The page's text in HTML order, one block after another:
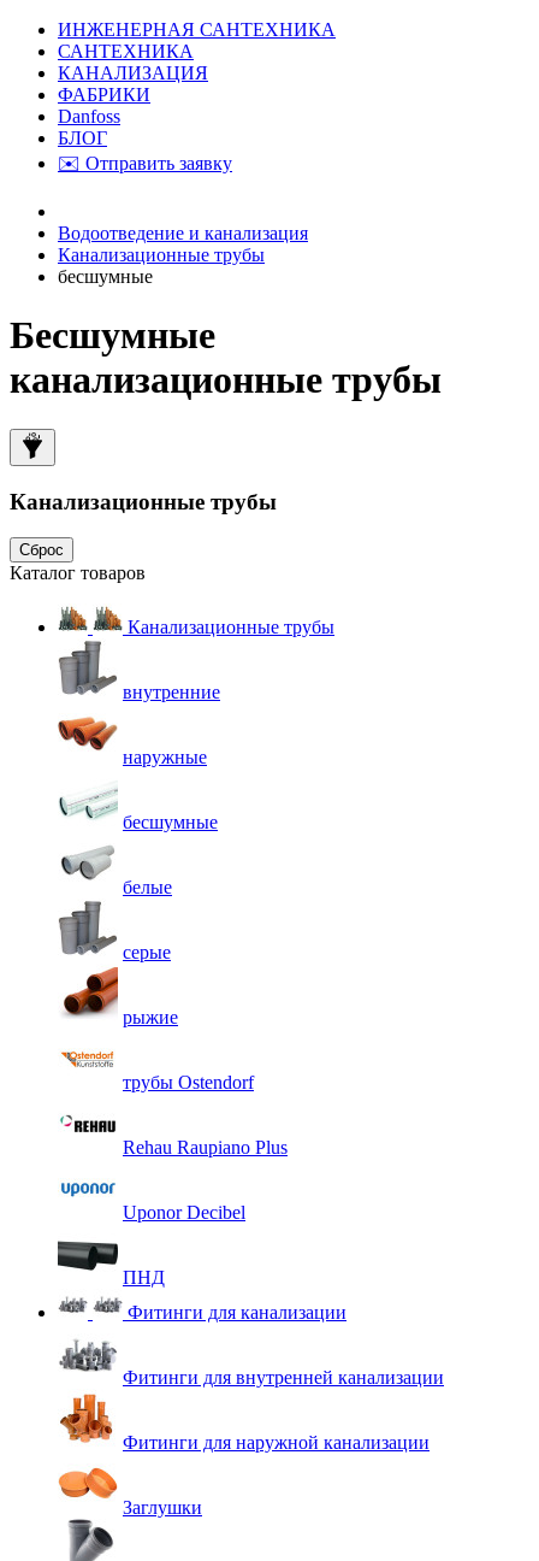
ИНЖЕНЕРНАЯ САНТЕХНИКА
САНТЕХНИКА
КАНАЛИЗАЦИЯ
ФАБРИКИ
Danfoss
БЛОГ
✉️ Отправить заявку
Водоотведение и канализация
Канализационные трубы
бесшумные
Бесшумные
канализационные трубы
Канализационные трубы
Сброс
Каталог товаров
Канализационные трубы
внутренние
наружные
бесшумные
белые
серые
рыжие
трубы Ostendorf
Rehau Raupiano Plus
Uponor Decibel
ПНД
Фитинги для канализации
Фитинги для внутренней канализации
Фитинги для наружной канализации
Заглушки